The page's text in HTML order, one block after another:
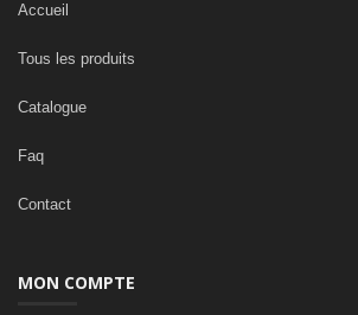
Accueil
Tous les produits
Catalogue
Faq
Contact
MON COMPTE